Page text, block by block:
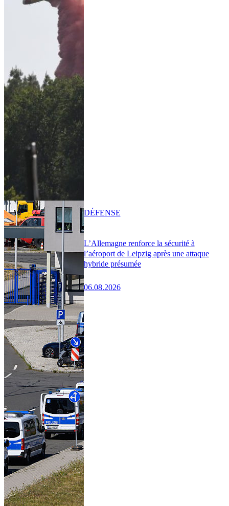
L’Allemagne renforce la sécurité à
l’aéroport de Leipzig après une attaque
hybride présumée
06.08.2026
DÉFENSE